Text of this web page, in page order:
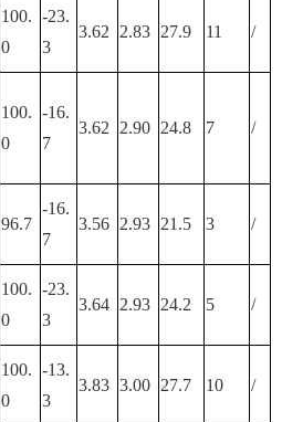
100.
0
-23.
3
3.62 2.83 27.9 11 /
100.
0
-16.
7
3.62 2.90 24.8 7 /
96.7
-16.
7
3.56 2.93 21.5 3 /
100.
0
-23.
3
3.64 2.93 24.2 5 /
100.
0
-13.
3
3.83 3.00 27.7 10 /